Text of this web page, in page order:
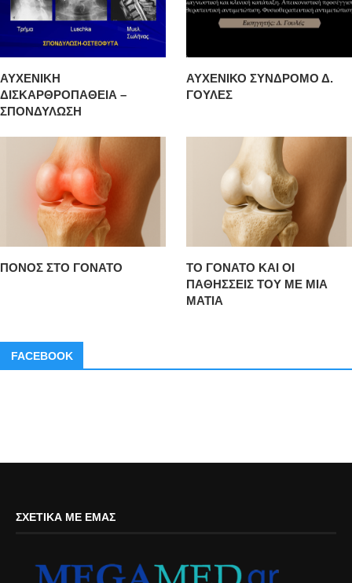
ΑΥΧΕΝΙΚΗ
ΔΙΣΚΑΡΘΡΟΠΑΘΕΙΑ –
ΣΠΟΝΔΥΛΩΣΗ
ΑΥΧΕΝΙΚΟ ΣΥΝΔΡΟΜΟ Δ.
ΓΟΥΛΕΣ
ΠΟΝΟΣ ΣΤΟ ΓΟΝΑΤΟ
ΤΟ ΓΟΝΑΤΟ ΚΑΙ ΟΙ
ΠΑΘΗΣΣΕΙΣ ΤΟΥ ΜΕ ΜΙΑ
ΜΑΤΙΑ
FACEBOOK
ΣΧΕΤΙΚΆ ΜΕ ΕΜΆΣ